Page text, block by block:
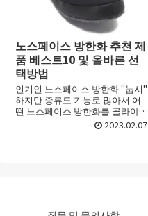
노스페이스 방한화 추천 제
품 베스트10 및 올바른 선
택방법
인기인 노스페이스 방한화 "눕시".
하지만 종류도 기능로 많아서 어
떤 노스페이스 방한화를 골라야
할지 선택하기가 어려울 때가 있
죠. 처음 접할 때라면 더욱 그런데
2023.02.07